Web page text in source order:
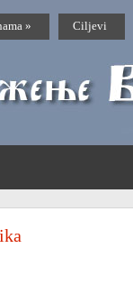
» Ciljevi